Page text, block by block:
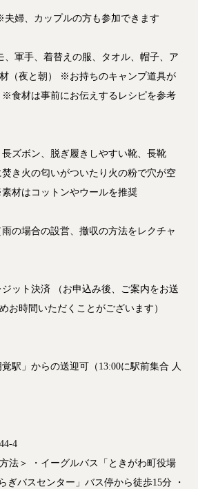
婦、カップルの方も参加できます
、軍手、着替えの服、タオル、帽子、ア
（夜と朝） ※お持ちのキャンプ道具が
食材は事前にお伝えするレシピを参考
ズボン、脱ぎ履きしやすい靴、長靴
き火の匂いがついたり火の粉で穴が空
材はコットンやウールを推奨
の場合の設営、撤収の方法をレクチャ
ット決済 （お申込み後、ご案内をお送
お時間いただくことがございます）
駅」からの送迎可（13:00に駅前集合 人
4
法＞ ・イーグルバス「 ときがわ町役場
ぎバスセンター」 バス停から徒歩15分
・